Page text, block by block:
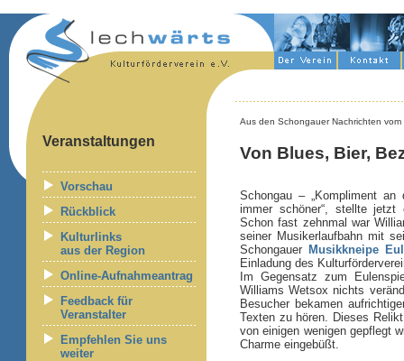
Veranstaltungen
Vorschau
Rückblick
Kulturlinks
aus der Region
Online-Aufnahmeantrag
Feedback für
Veranstalter
Empfehlen Sie uns
weiter
Aus den Schongauer Nachrichten
Von Blues, Bier,
Schongau – „Kompliment
immer schöner“, stellte
Schon fast zehnmal war
seiner Musikerlaufbahn mit
Schongauer Musikkneipe
Einladung des
Im Gegensatz zum
Williams Wetsox nichts
Besucher bekamen
Texten zu hören. Dieses
von einigen wenigen gepflegt
Charme eingebüßt.